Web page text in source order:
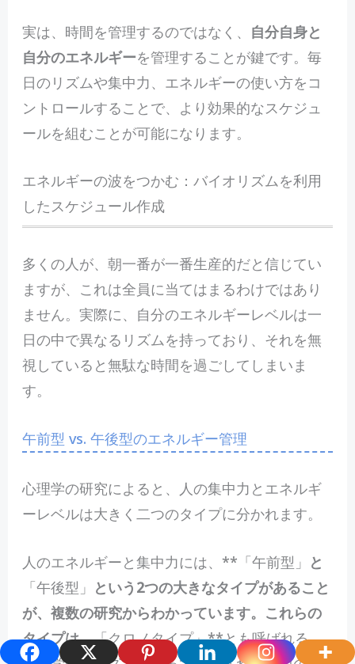
実は、時間を管理するのではなく、 自分自身と
自分のエネルギーを管理することが鍵です。毎
日のリズムや集中力、エネルギーの使い方をコ
ントロールすることで、より効果的なスケジュ
ールを組むことが可能になります。
エネルギーの波をつかむ：バイオリズムを利用
したスケジュール作成
多くの人が、朝一番が一番生産的だと信じてい
ますが、これは全員に当てはまるわけではあり
ません。実際に、自分のエネルギーレベルは一
日の中で異なるリズムを持っており、それを無
視していると無駄な時間を過ごしてしまいま
す。
午前型 vs. 午後型のエネルギー管理
心理学の研究によると、人の集中力とエネルギ
ーレベルは大きく二つのタイプに分かれます。
人のエネルギーと集中力には、**「午前型」 と
「午後型」 という2つの大きなタイプがあること
が、複数の研究からわかっています。これらの
タイプは、「クロノタイプ」**とも呼ばれる、